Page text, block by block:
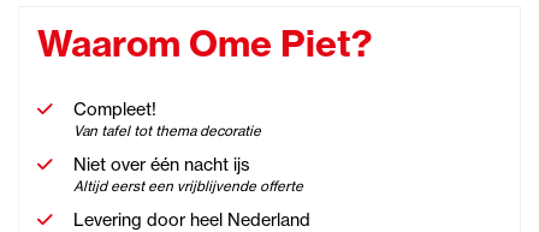
Waarom Ome Piet?
Compleet!
Van tafel tot thema decoratie
Niet over één nacht ijs
Altijd eerst een vrijblijvende offerte
Levering door heel Nederland